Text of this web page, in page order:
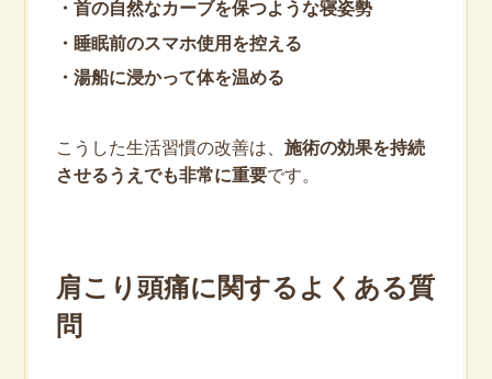
・首の自然なカーブを保つような寝姿勢
・睡眠前のスマホ使用を控える
・湯船に浸かって体を温める
こうした生活習慣の改善は、 施術の効果を持続
させるうえでも非常に重要です。
肩こり頭痛に関するよくある質
問